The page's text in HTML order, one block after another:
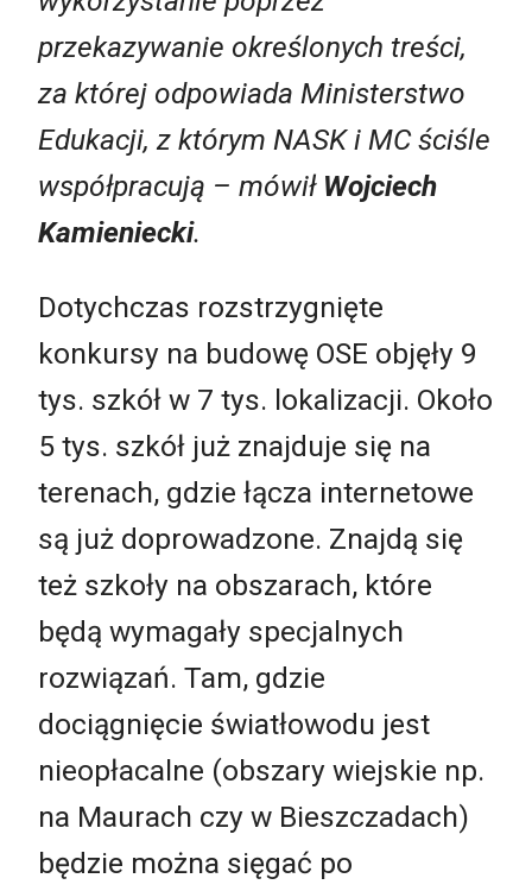
przekazywanie określonych treści,
za której odpowiada Ministerstwo
Edukacji, z którym NASK i MC ściśle
współpracują – mówił Wojciech
Kamieniecki.
Dotychczas rozstrzygnięte
konkursy na budowę OSE objęły 9
tys. szkół w 7 tys. lokalizacji. Około
5 tys. szkół już znajduje się na
terenach, gdzie łącza internetowe
są już doprowadzone. Znajdą się
też szkoły na obszarach, które
będą wymagały specjalnych
rozwiązań. Tam, gdzie
dociągnięcie światłowodu jest
nieopłacalne (obszary wiejskie np.
na Maurach czy w Bieszczadach)
będzie można sięgać po